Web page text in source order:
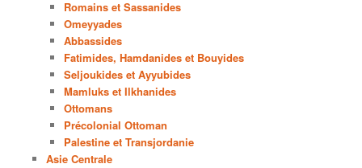
Romains et Sassanides
Omeyyades
Abbassides
Fatimides, Hamdanides et Bouyides
Seljoukides et Ayyubides
Mamluks et Ilkhanides
Ottomans
Précolonial Ottoman
Palestine et Transjordanie
Asie Centrale